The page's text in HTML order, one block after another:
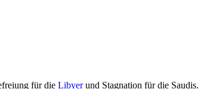
für die Libyerund Stagnation für die Saudis.